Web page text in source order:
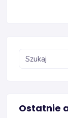
Ostatnie